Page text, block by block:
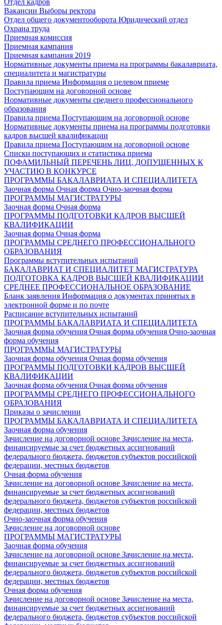
Вакансии Выборы ректора
Отдел общего документооборота Юридический отдел
Охрана труда
Приемная комиссия
Приемная кампания
Приемная кампания 2019
Нормативные документы приема на программы бакалавриата,
специалитета и магистратуры
Правила приема Информация о целевом приеме
Поступающим на договорной основе
Нормативные документы среднего профессионального
образования
Правила приема Поступающим на договорной основе
Нормативные документы приема на программы подготовки
кадров высшей квалификации
Правила приема Поступающим на договорной основе
Списки поступающих и статистика приема
ПОФАМИЛЬНЫЙ ПЕРЕЧЕНЬ ЛИЦ, ДОПУЩЕННЫХ К
УЧАСТИЮ В КОНКУРСЕ
ПРОГРАММЫ БАКАЛАВРИАТА И СПЕЦИАЛИТЕТА
Заочная форма Очная форма Очно-заочная форма
ПРОГРАММЫ МАГИСТРАТУРЫ
Заочная форма Очная форма
ПРОГРАММЫ ПОДГОТОВКИ КАДРОВ ВЫСШЕЙ
КВАЛИФИКАЦИИ
Заочная форма Очная форма
ПРОГРАММЫ СРЕДНЕГО ПРОФЕССИОНАЛЬНОГО
ОБРАЗОВАНИЯ
Программы вступительных испытаний
БАКАЛАВРИАТ И СПЕЦИАЛИТЕТ МАГИСТРАТУРА
ПОДГОТОВКА КАДРОВ ВЫСШЕЙ КВАЛИФИКАЦИИ
СРЕДНЕЕ ПРОФЕССИОНАЛЬНОЕ ОБРАЗОВАНИЕ
Бланк заявления Информация о документах принятых в
электронной форме и по почте
Расписание вступительных испытаний
ПРОГРАММЫ БАКАЛАВРИАТА И СПЕЦИАЛИТЕТА
Заочная форма обучения Очная форма обучения Очно-заочная
форма обучения
ПРОГРАММЫ МАГИСТРАТУРЫ
Заочная форма обучения Очная форма обучения
ПРОГРАММЫ ПОДГОТОВКИ КАДРОВ ВЫСШЕЙ
КВАЛИФИКАЦИИ
Заочная форма обучения Очная форма обучения
ПРОГРАММЫ СРЕДНЕГО ПРОФЕССИОНАЛЬНОГО
ОБРАЗОВАНИЯ
Приказы о зачислении
ПРОГРАММЫ БАКАЛАВРИАТА И СПЕЦИАЛИТЕТА
Заочная форма обучения
Зачисление на договорной основе Зачисление на места,
финансируемые за счет бюджетных ассигнований
федерального бюджета, бюджетов субъектов российской
федерации, местных бюджетов
Очная форма обучения
Зачисление на договорной основе Зачисление на места,
финансируемые за счет бюджетных ассигнований
федерального бюджета, бюджетов субъектов российской
федерации, местных бюджетов
Очно-заочная форма обучения
Зачисление на договорной основе
ПРОГРАММЫ МАГИСТРАТУРЫ
Заочная форма обучения
Зачисление на договорной основе Зачисление на места,
финансируемые за счет бюджетных ассигнований
федерального бюджета, бюджетов субъектов российской
федерации, местных бюджетов
Очная форма обучения
Зачисление на договорной основе Зачисление на места,
финансируемые за счет бюджетных ассигнований
федерального бюджета, бюджетов субъектов российской